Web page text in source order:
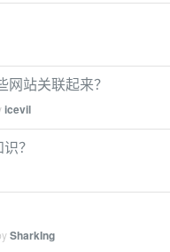
站关联起来？
icevil
？
SharkIng